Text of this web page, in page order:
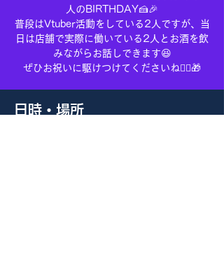
人のBIRTHDAY🍰🎉
普段はVtuber活動をしている2人ですが、当
日は店舗で実際に働いている2人とお酒を飲
みながらお話しできます😆
ぜひお祝いに駆けつけてくださいね🏃‍♀️🎁
日時・場所